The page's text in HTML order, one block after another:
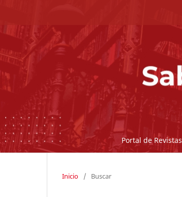
Portal de Revistas
Inicio / Buscar